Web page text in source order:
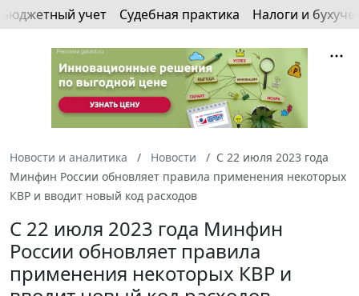
Бюджетный учет Судебная практика Налоги и
Новости и аналитика Новости
С 22 июля 2023 года
Минфин России обновляет правила применения некоторых
КВР и вводит новый код расходов
С 22 июля 2023 года Минфин
России обновляет правила
применения некоторых КВР и